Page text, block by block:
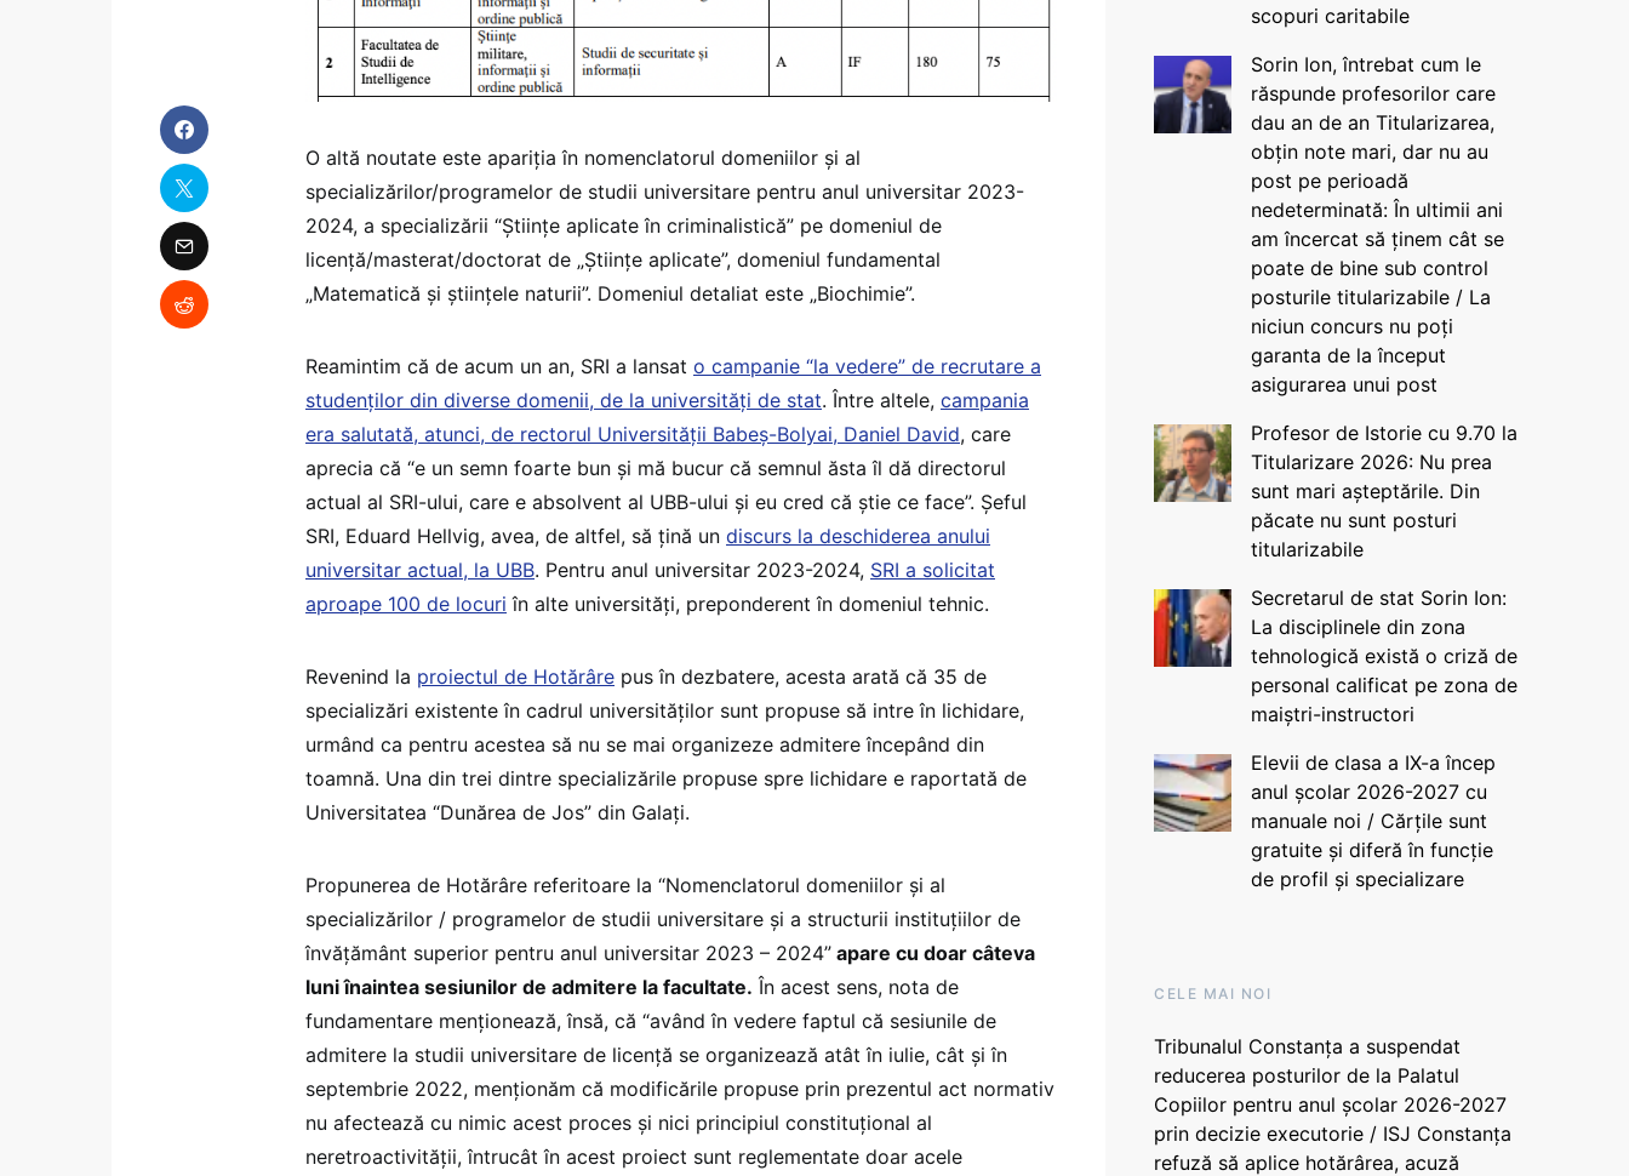
O altă noutate este apariția în nomenclatorul domeniilor și al
specializărilor/programelor de studii universitare pentru anul universitar 2023-
2024, a specializării “Științe aplicate în criminalistică” pe domeniul de
licență/masterat/doctorat de „Științe aplicate”, domeniul fundamental
„Matematică și științele naturii”. Domeniul detaliat este „Biochimie”.
Reamintim că de acum un an, SRI a lansat o campanie “la vedere” de recrutare a
studenților din diverse domenii, de la universități de stat. Între altele, campania
era salutată, atunci, de rectorul Universității Babeș-Bolyai, Daniel David, care
aprecia că “e un semn foarte bun și mă bucur că semnul ăsta îl dă directorul
actual al SRI-ului, care e absolvent al UBB-ului și eu cred că știe ce face”. Șeful
SRI, Eduard Hellvig, avea, de altfel, să țină un discurs la deschiderea anului
universitar actual, la UBB. Pentru anul universitar 2023-2024, SRI a solicitat
aproape 100 de locuri în alte universități, preponderent în domeniul tehnic.
Revenind la proiectul de Hotărâre pus în dezbatere, acesta arată că 35 de
specializări existente în cadrul universităților sunt propuse să intre în lichidare,
urmând ca pentru acestea să nu se mai organizeze admitere începând din
toamnă. Una din trei dintre specializările propuse spre lichidare e raportată de
Universitatea “Dunărea de Jos” din Galați.
Propunerea de Hotărâre referitoare la “Nomenclatorul domeniilor și al
specializărilor / programelor de studii universitare și a structurii instituțiilor de
învățământ superior pentru anul universitar 2023 – 2024” apare cu doar câteva
luni înaintea sesiunilor de admitere la facultate. În acest sens, nota de
fundamentare menționează, însă, că “având în vedere faptul că sesiunile de
admitere la studii universitare de licență se organizează atât în iulie, cât și în
septembrie 2022, menționăm că modificările propuse prin prezentul act normativ
nu afectează cu nimic acest proces și nici principiul constituțional al
neretroactivității, întrucât în acest proiect sunt reglementate doar acele
scopuri caritabile
Sorin Ion, întrebat cum le
răspunde profesorilor care
dau an de an Titularizarea,
obțin note mari, dar nu au
post pe perioadă
nedeterminată: În ultimii ani
am încercat să ținem cât se
poate de bine sub control
posturile titularizabile / La
niciun concurs nu poți
garanta de la început
asigurarea unui post
Profesor de Istorie cu 9.70 la
Titularizare 2026: Nu prea
sunt mari așteptările. Din
păcate nu sunt posturi
titularizabile
Secretarul de stat Sorin Ion:
La disciplinele din zona
tehnologică există o criză de
personal calificat pe zona de
maiștri-instructori
Elevii de clasa a IX-a încep
anul școlar 2026-2027 cu
manuale noi / Cărțile sunt
gratuite și diferă în funcție
de profil și specializare
CELE MAI NOI
Tribunalul Constanța a suspendat
reducerea posturilor de la Palatul
Copiilor pentru anul școlar 2026-2027
prin decizie executorie / ISJ Constanța
refuză să aplice hotărârea, acuză